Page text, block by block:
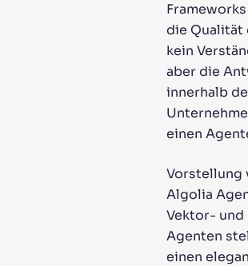
die Qualität
kein
aber die
innerhalb
einen
Vorstellung
Algolia
Vektor- und
Agenten
einen